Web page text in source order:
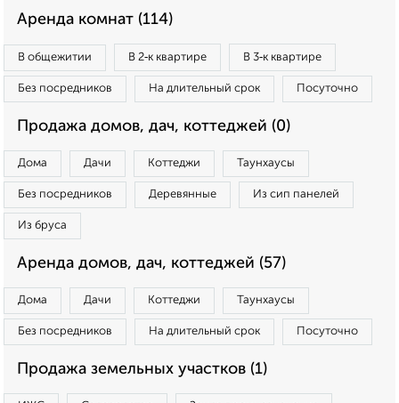
Аренда комнат (114)
В общежитии В 2‑к квартире В 3‑к квартире
Без посредников На длительный срок Посуточно
Продажа домов, дач, коттеджей (0)
Дома Дачи Коттеджи Таунхаусы
Без посредников Деревянные Из сип панелей
Из бруса
Аренда домов, дач, коттеджей (57)
Дома Дачи Коттеджи Таунхаусы
Без посредников На длительный срок Посуточно
Продажа земельных участков (1)